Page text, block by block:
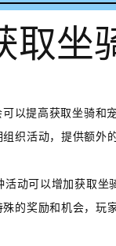
取坐
以提高获取坐骑
织活动，提供额外
动可以增加获取
的奖励和机会，玩